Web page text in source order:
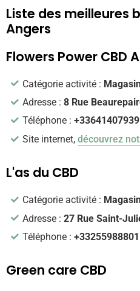
Liste des meilleures
Angers
Flowers Power CBD
Catégorie activité :
Adresse :8 Rue
Téléphone :+33641407939
Site internet,découvrez
L'as du CBD
Catégorie activité :
Adresse :27 Rue Saint-
Téléphone :+33255988801
Green care CBD